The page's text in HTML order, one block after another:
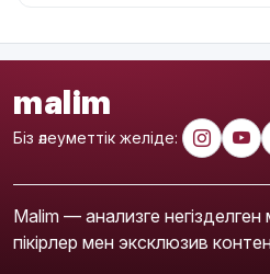
malim
Біз әлеуметтік желіде:
Malim — анализге
пікірлер мен эксклюзив